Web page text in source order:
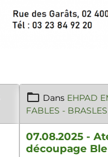
Dans EHPAD
FABLES -
07.08.2025 -
découpage